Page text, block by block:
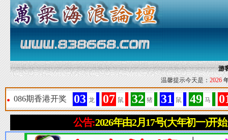
游
温馨提示今天是： 2026